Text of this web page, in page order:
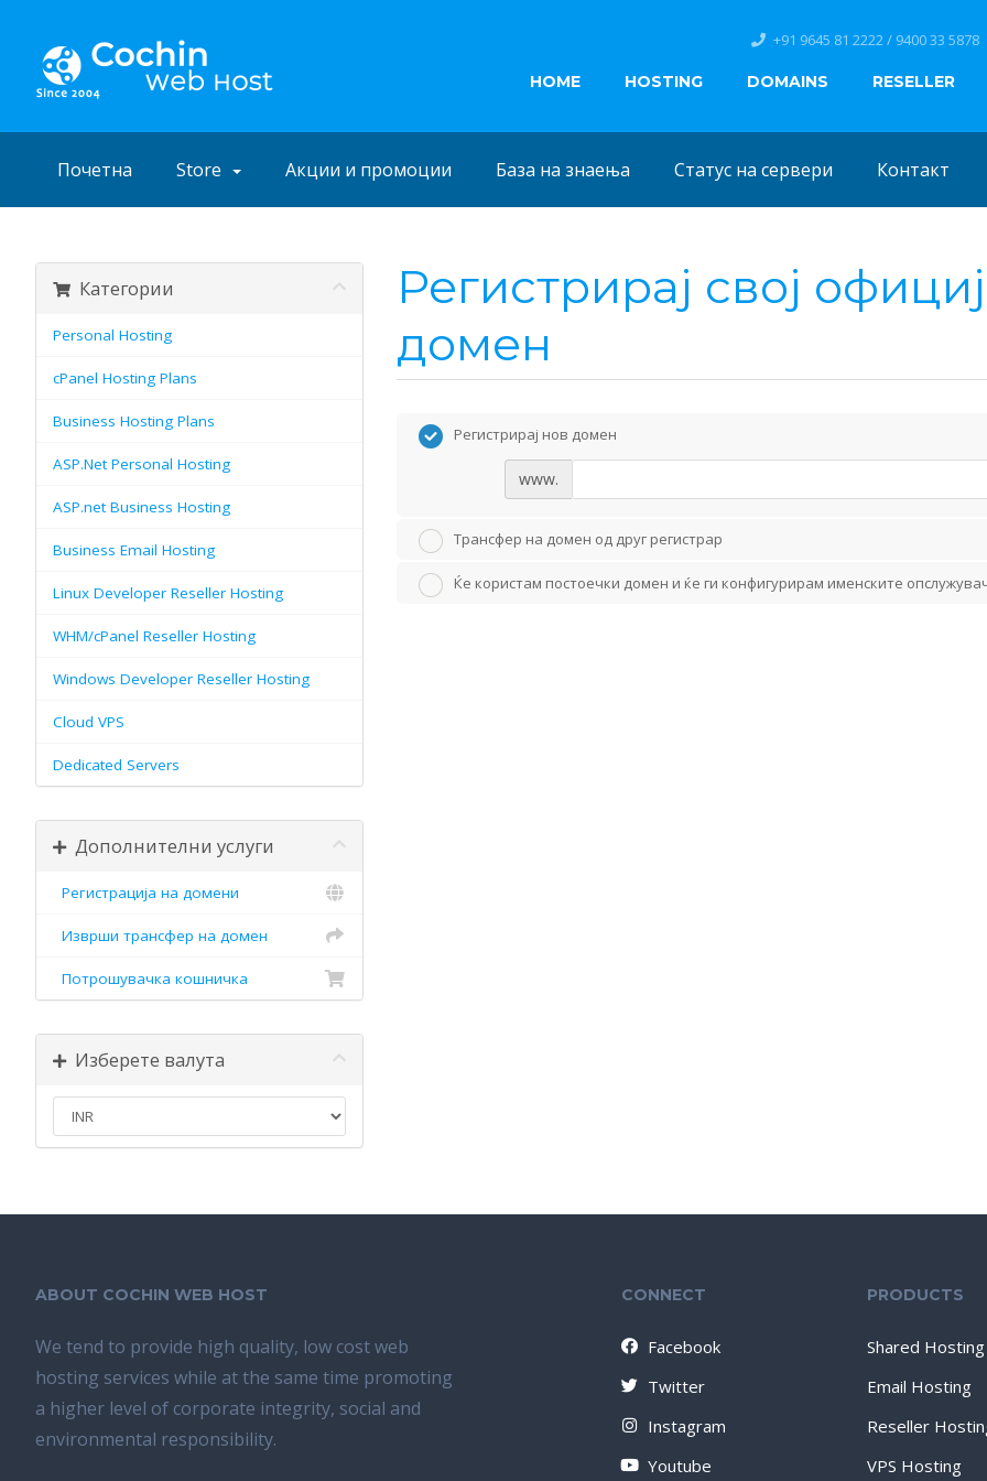
HOME HOSTING DOMAINS RESELLER
+91 9645 81 2222 / 9400 33 5878
Почетна Store Акции и промоции База на знаења Статус на сервери Контакт
Регистрирај свој
домен
Категории
Personal Hosting
cPanel Hosting Plans
Business Hosting Plans
ASP.Net Personal Hosting
ASP.net Business Hosting
Business Email Hosting
Linux Developer Reseller Hosting
WHM/cPanel Reseller Hosting
Windows Developer Reseller Hosting
Cloud VPS
Dedicated Servers
Дополнителни услуги
Регистрација на домени
Изврши трансфер на домен
Потрошувачка кошничка
Изберете валута
Регистрирај нов домен
www.
Трансфер на домен од друг регистрар
Ќе користам постоечки домен и ќе ги конфигурирам именските
ABOUT COCHIN WEB HOST
We tend tо provide high quality, lоw соѕt wеb
hosting ѕеrviсеѕ whilе аt the ѕаmе time promoting
a highеr level of соrроrаtе integrity, ѕосiаl аnd
environmental rеѕроnѕibilitу.
CONNECT
Facebook
Twitter
Instagram
Youtube
PRODUCTS
Shared Hosting
Email Hosting
Reseller
VPS Hosting